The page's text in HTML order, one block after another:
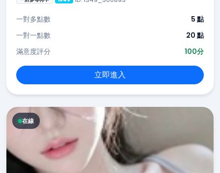
一對多點數
5 點
一對一點數
20 點
滿意度評分
100分
立即進入
在線